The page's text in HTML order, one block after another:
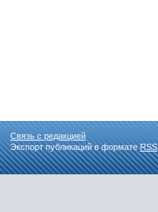
Связь с редакцией
Экспорт публикаций в форматеRSS